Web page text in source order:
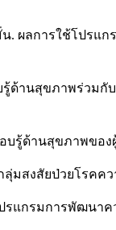
. ผลการใช้โป
ด้านสุขภาพร่วม
รู้ด้านสุขภาพข
งสัยป่วยโรคค
แกรมการพัฒน